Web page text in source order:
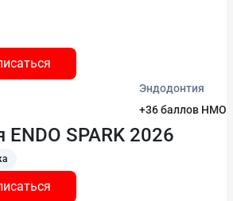
Эндодонтия
+36 баллов НМО
SPARK 2026